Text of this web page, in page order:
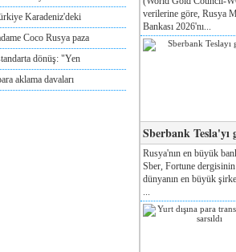
Karadeniz'deki
Coco Rusya paza
dönüş: "Yen
aklama davaları
verilerine göre, Rusya
Bankası 2026'nı...
Sberbank Tesla'yı
Rusya'nın en büyük
Sber, Fortune dergisinin
dünyanın en büyük
...